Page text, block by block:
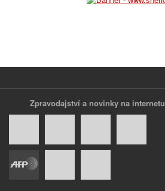
Zpravodajství a novinky na internetu